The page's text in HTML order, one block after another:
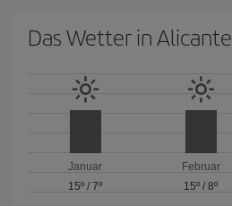
Das Wetter in Alicante
Januar
15º /7º
Februar
15º / 8º